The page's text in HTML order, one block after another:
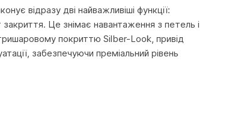
відразу дві найважливіші функції:
Це знімає навантаження з петель і
покриттю Silber-Look, привід
забезпечуючи преміальний рівень